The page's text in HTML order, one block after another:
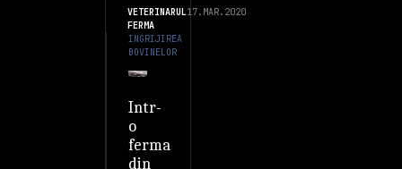
VETERINARUL
FERMA
17.MAR.2020
INGRIJIREA
BOVINELOR
Intr-
o
ferma
din